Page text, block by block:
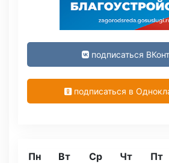
подписаться
подписаться в
Пн Вт Ср Чт Пт